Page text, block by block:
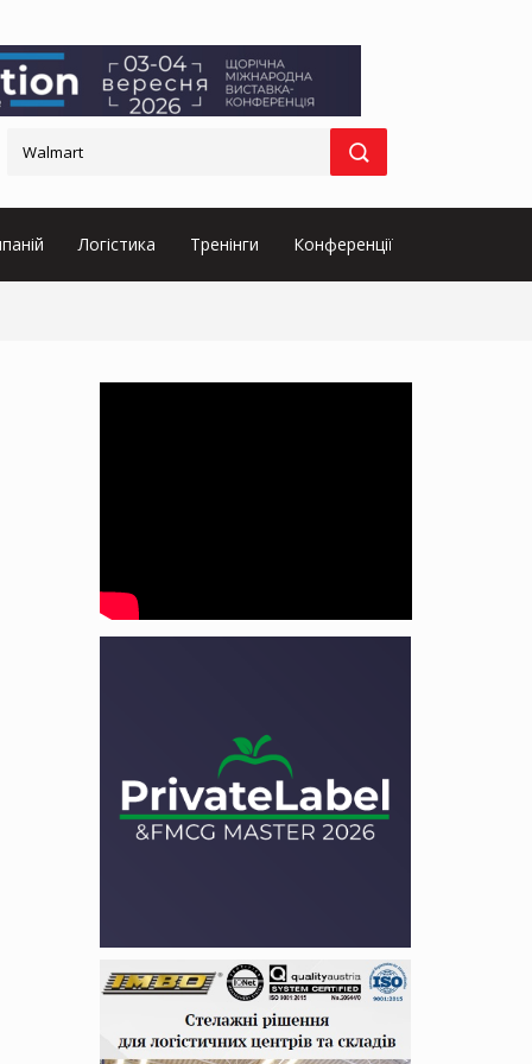
Логістика Тренінги Конференції